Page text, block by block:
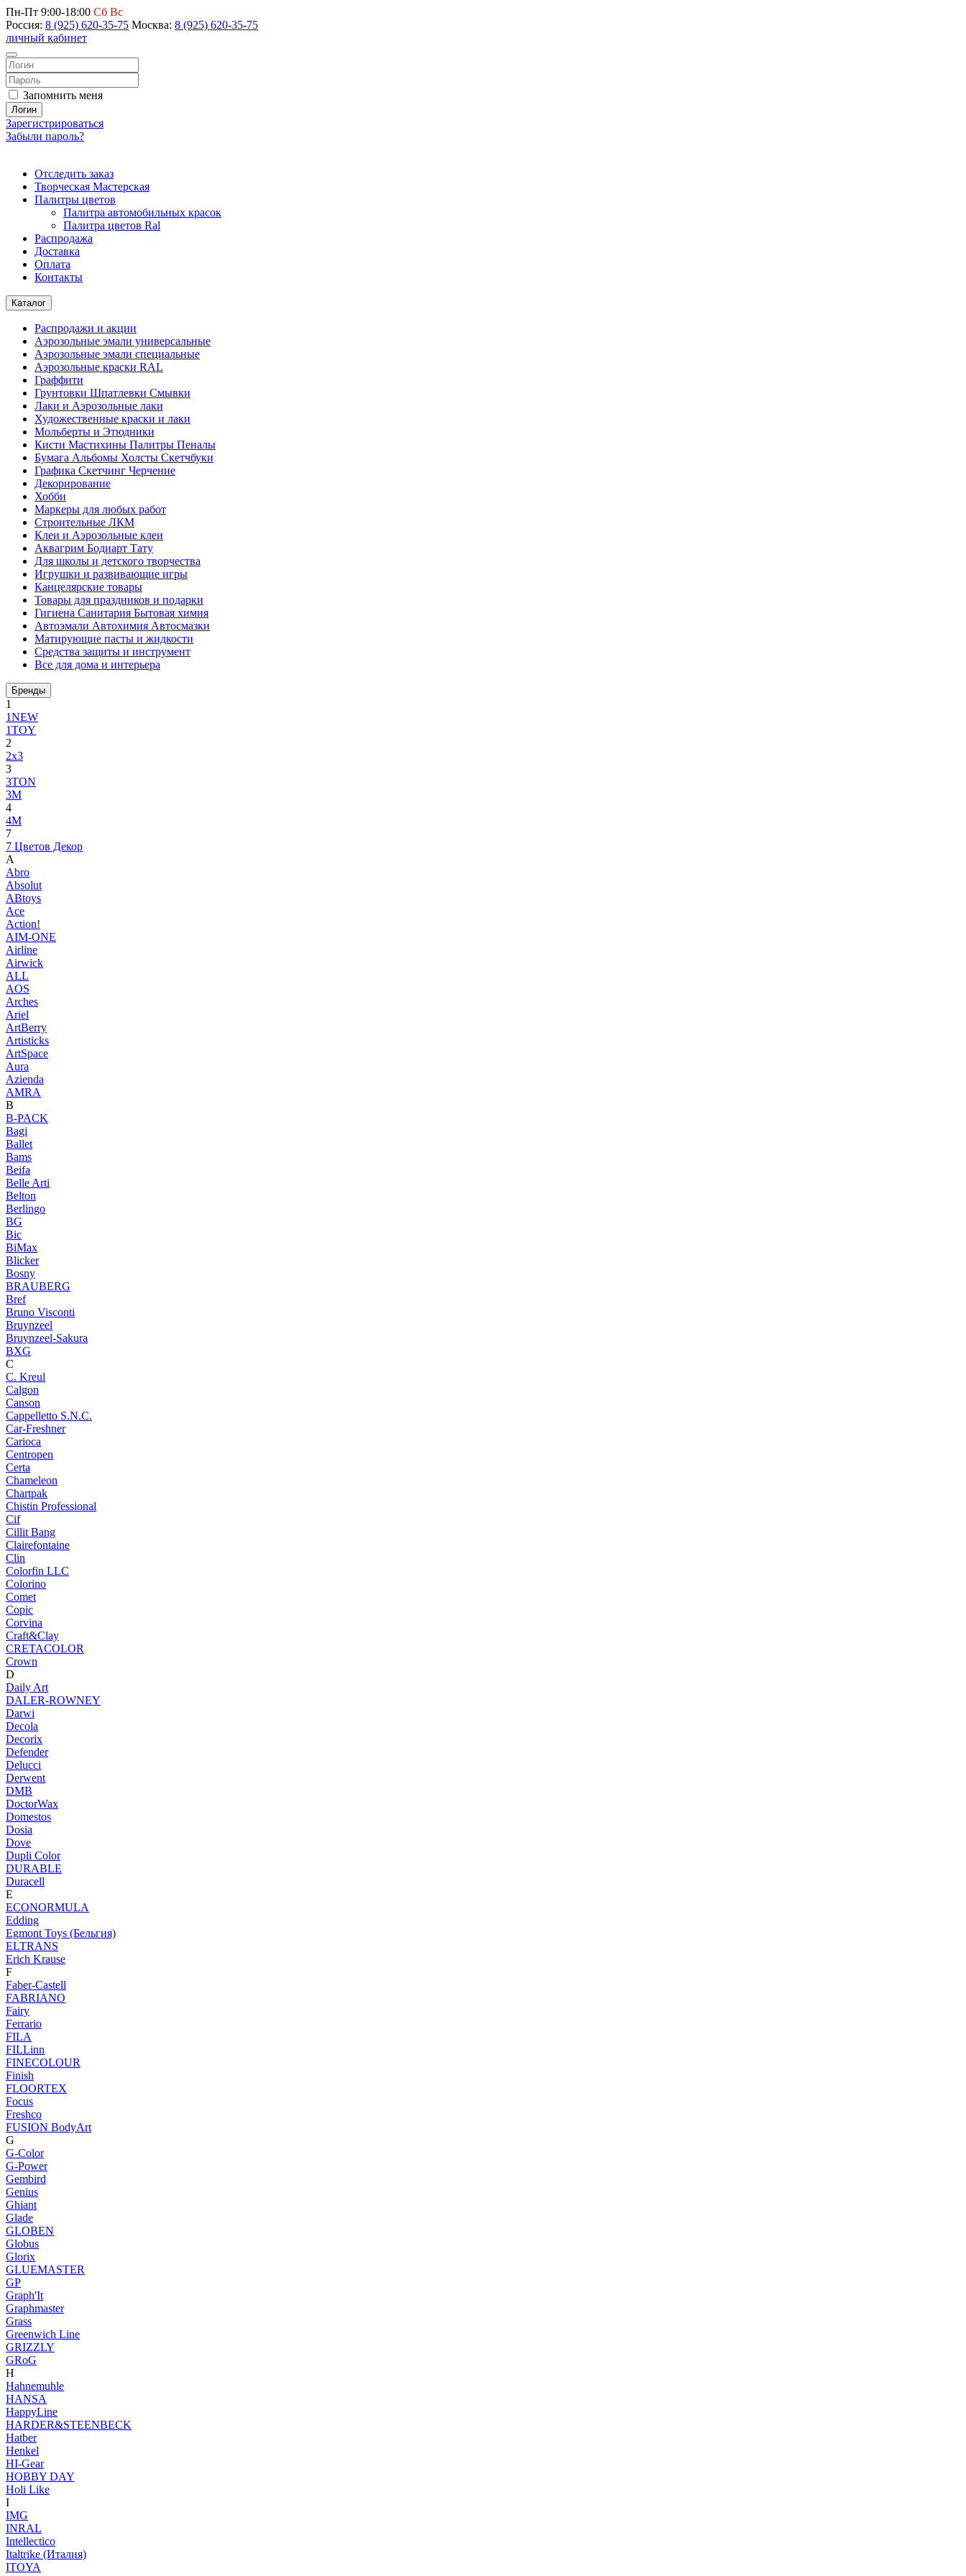
Пн-Пт 9:00-18:00 Сб Вс
Россия: 8 (925) 620-35-75 Москва: 8 (925) 620-35-75
личный кабинет
Запомнить меня
Логин
Зарегистрироваться
Забыли пароль?
Отследить заказ
Творческая Мастерская
Палитры цветов
Палитра автомобильных красок
Палитра цветов Ral
Распродажа
Доставка
Оплата
Контакты
Каталог
Распродажи и акции
Аэрозольные эмали универсальные
Аэрозольные эмали специальные
Аэрозольные краски RAL
Граффити
Грунтовки Шпатлевки Смывки
Лаки и Аэрозольные лаки
Художественные краски и лаки
Мольберты и Этюдники
Кисти Мастихины Палитры Пеналы
Бумага Альбомы Холсты Скетчбуки
Графика Скетчинг Черчение
Декорирование
Хобби
Маркеры для любых работ
Строительные ЛКМ
Клеи и Аэрозольные клеи
Аквагрим Бодиарт Тату
Для школы и детского творчества
Игрушки и развивающие игры
Канцелярские товары
Товары для праздников и подарки
Гигиена Санитария Бытовая химия
Автоэмали Автохимия Автосмазки
Матирующие пасты и жидкости
Средства защиты и инструмент
Все для дома и интерьера
Бренды
1
1NEW
1TOY
2
2x3
3
3TON
3М
4
4M
7
7 Цветов Декор
A
Abro
Absolut
ABtoys
Ace
Action!
AIM-ONE
Airline
Airwick
ALL
AOS
Arches
Ariel
ArtBerry
Artisticks
ArtSpace
Aura
Azienda
AМRA
B
B-PACK
Bagi
Ballet
Bams
Beifa
Belle Arti
Belton
Berlingo
BG
Bic
BiMax
Blicker
Bosny
BRAUBERG
Bref
Bruno Visconti
Bruynzeel
Bruynzeel-Sakura
BXG
C
C. Kreul
Calgon
Canson
Cappelletto S.N.C.
Car-Freshner
Carioca
Centropen
Certa
Chameleon
Chartpak
Chistin Professional
Cif
Cillit Bang
Clairefontaine
Clin
Colorfin LLC
Colorino
Comet
Copic
Corvina
Craft&Clay
CRETACOLOR
Crown
D
Daily Art
DALER-ROWNEY
Darwi
Decola
Decorix
Defender
Delucci
Derwent
DMB
DoctorWax
Domestos
Dosia
Dove
Dupli Color
DURABLE
Duracell
E
ECONORMULA
Edding
Egmont Toys (Бельгия)
ELTRANS
Erich Krause
F
Faber-Castell
FABRIANO
Fairy
Ferrario
FILA
FILLinn
FINECOLOUR
Finish
FLOORTEX
Focus
Freshco
FUSION BodyArt
G
G-Color
G-Power
Gembird
Genius
Ghiant
Glade
GLOBEN
Globus
Glorix
GLUEMASTER
GP
Graph'It
Graphmaster
Grass
Greenwich Line
GRIZZLY
GRoG
H
Hahnemuhle
HANSA
HappyLine
HARDER&STEENBECK
Hatber
Henkel
HI-Gear
HOBBY DAY
Holi Like
I
IMG
INRAL
Intellectico
Italtrike (Италия)
ITOYA